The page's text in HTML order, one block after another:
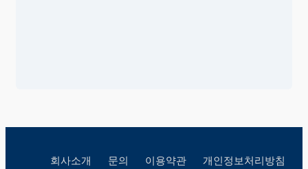
회사소개 문의 이용약관
개인정보처리방침